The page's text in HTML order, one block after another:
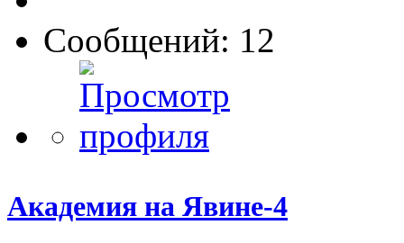
Сообщений: 12
Академия на Явине-4